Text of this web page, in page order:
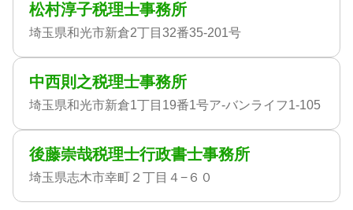
松村淳子税理士事務所
埼玉県和光市新倉2丁目32番35-201号
中西則之税理士事務所
埼玉県和光市新倉1丁目19番1号ア-バンライフ1-105
後藤崇哉税理士行政書士事務所
埼玉県志木市幸町２丁目４−６０